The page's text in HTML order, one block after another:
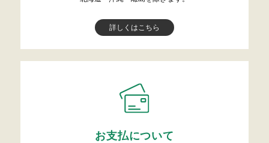
詳しくはこちら
お支払について